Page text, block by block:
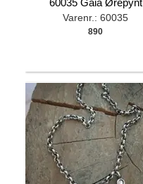
Varenr.: 60035
890